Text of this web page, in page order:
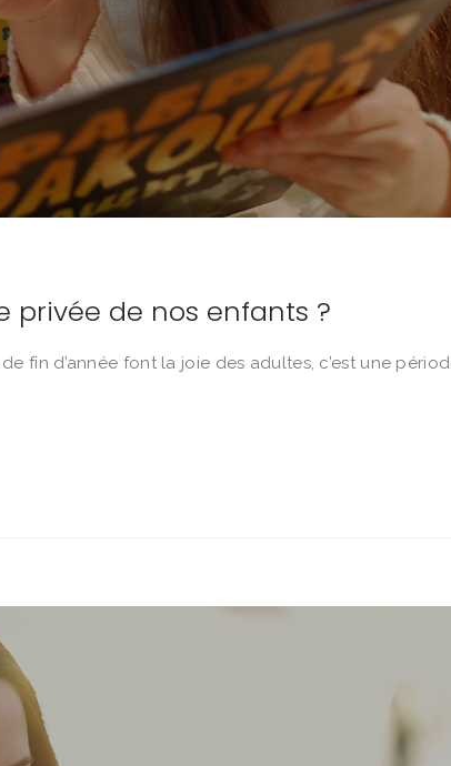
privée de nos enfants ?
fin d’année font la joie des adultes, c’est une